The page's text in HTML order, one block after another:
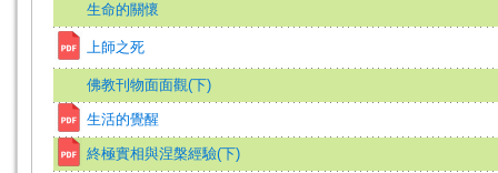
生命的關懷
上師之死
佛教刊物面面觀(下)
生活的覺醒
終極實相與涅槃經驗(下)